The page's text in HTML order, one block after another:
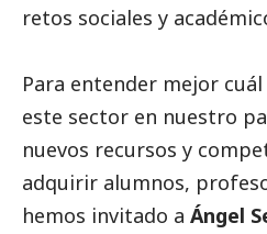
retos sociales y
Para entender mejor
este sector en nuestro
nuevos recursos y
adquirir alumnos,
hemos invitado a Ángel